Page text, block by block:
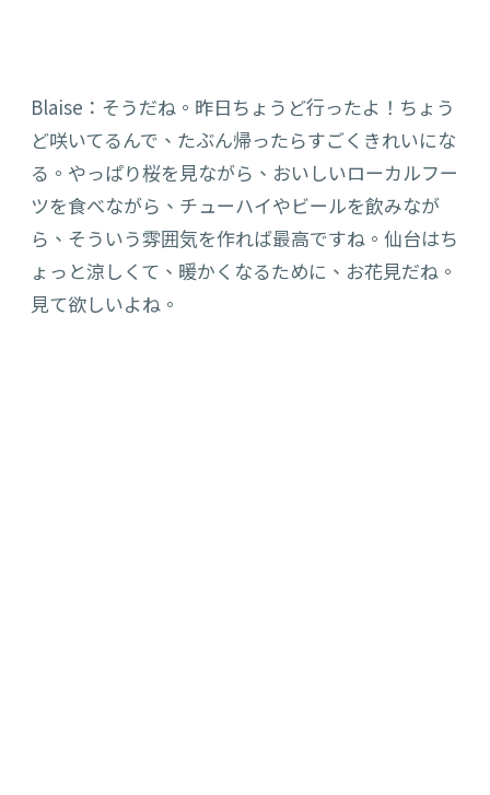
Blaise：そうだね。昨日ちょうど行ったよ！ちょう
ど咲いてるんで、たぶん帰ったらすごくきれいにな
る。やっぱり桜を見ながら、おいしいローカルフー
ツを食べながら、チューハイやビールを飲みなが
ら、そういう雰囲気を作れば最高ですね。仙台はち
ょっと涼しくて、暖かくなるために、お花見だね。
見て欲しいよね。